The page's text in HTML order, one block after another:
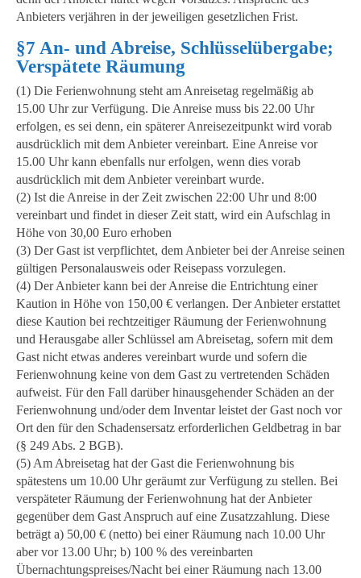
Anbieters verjähren in der jeweiligen gesetzlichen Frist.
§7 An- und Abreise, Schlüsselübergabe;
Verspätete Räumung
(1) Die Ferienwohnung steht am Anreisetag regelmäßig ab
15.00 Uhr zur Verfügung. Die Anreise muss bis 22.00 Uhr
erfolgen, es sei denn, ein späterer Anreisezeitpunkt wird vorab
ausdrücklich mit dem Anbieter vereinbart. Eine Anreise vor
15.00 Uhr kann ebenfalls nur erfolgen, wenn dies vorab
ausdrücklich mit dem Anbieter vereinbart wurde.
(2) Ist die Anreise in der Zeit zwischen 22:00 Uhr und 8:00
vereinbart und findet in dieser Zeit statt, wird ein Aufschlag in
Höhe von 30,00 Euro erhoben
(3) Der Gast ist verpflichtet, dem Anbieter bei der Anreise seinen
gültigen Personalausweis oder Reisepass vorzulegen.
(4) Der Anbieter kann bei der Anreise die Entrichtung einer
Kaution in Höhe von 150,00 € verlangen. Der Anbieter erstattet
diese Kaution bei rechtzeitiger Räumung der Ferienwohnung
und Herausgabe aller Schlüssel am Abreisetag, sofern mit dem
Gast nicht etwas anderes vereinbart wurde und sofern die
Ferienwohnung keine von dem Gast zu vertretenden Schäden
aufweist. Für den Fall darüber hinausgehender Schäden an der
Ferienwohnung und/oder dem Inventar leistet der Gast noch vor
Ort den für den Schadensersatz erforderlichen Geldbetrag in bar
(§ 249 Abs. 2 BGB).
(5) Am Abreisetag hat der Gast die Ferienwohnung bis
spätestens um 10.00 Uhr geräumt zur Verfügung zu stellen. Bei
verspäteter Räumung der Ferienwohnung hat der Anbieter
gegenüber dem Gast Anspruch auf eine Zusatzzahlung. Diese
beträgt a) 50,00 € (netto) bei einer Räumung nach 10.00 Uhr
aber vor 13.00 Uhr; b) 100 % des vereinbarten
Übernachtungspreises/Nacht bei einer Räumung nach 13.00